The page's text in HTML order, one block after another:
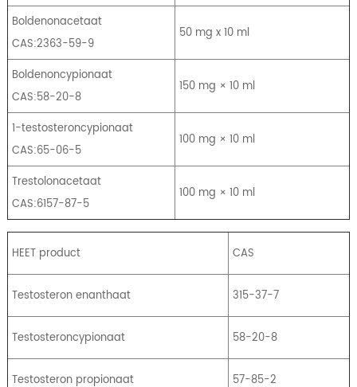
Boldenonacetaat
CAS:2363-59-9
50 mg x 10 ml
Boldenoncypionaat
CAS:58-20-8
150 mg × 10 ml
1-testosteroncypionaat
CAS:65-06-5
100 mg × 10 ml
Trestolonacetaat
CAS:6157-87-5
100 mg × 10 ml
HEET product CAS
Testosteron enanthaat 315-37-7
Testosteroncypionaat 58-20-8
Testosteron propionaat 57-85-2